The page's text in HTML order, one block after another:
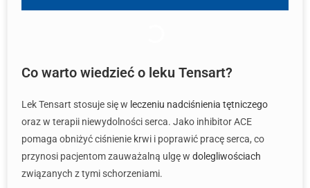
Co warto wiedzieć o leku Tensart?
Lek Tensart stosuje się w leczeniu nadciśnienia tętniczego
oraz w terapii niewydolności serca. Jako inhibitor ACE
pomaga obniżyć ciśnienie krwi i poprawić pracę serca, co
przynosi pacjentom zauważalną ulgę w dolegliwościach
związanych z tymi schorzeniami.